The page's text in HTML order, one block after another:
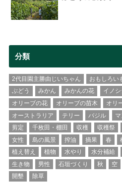
分類
2代目園主勝由じいちゃん おもしろい
ぶどう
みかん みかんの花 イノシ
オリーブの花
オリーブの苗木
オリ
オーストラリア
テリー バジル
剪定
千枚田・棚田 収穫 収穫祭
女性
島の風景 搾油 摘果 春
植え替え
植物 水やり 水分補給
生き物
男性 石垣づくり 秋 空
開墾
除草